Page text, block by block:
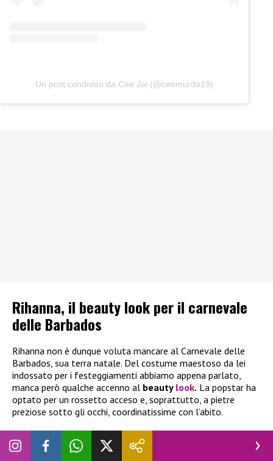
Un post condiviso da Cee Jai (@ceemurda19)
Rihanna, il beauty look per il carnevale
delle Barbados
Rihanna non è dunque voluta mancare al Carnevale delle
Barbados, sua terra natale. Del costume maestoso da lei
indossato per i festeggiamenti abbiamo appena parlato,
manca però qualche accenno al beauty look. La popstar ha
optato per un rossetto acceso e, soprattutto, a pietre
preziose sotto gli occhi, coordinatissime con l’abito.